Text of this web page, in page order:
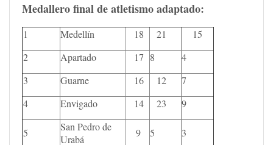
Medallero final de atletismo adaptado:
1 Medellín 18 21
15
2
Apartado 17 8
4
3
Guarne 16 12
7
4
Envigado 14 23 9
5
San Pedro de
Urabá
9 5 3